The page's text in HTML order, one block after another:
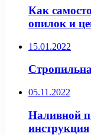
Как
опилок и
15.01.2022
05.11.2022
Наливной
инструкция